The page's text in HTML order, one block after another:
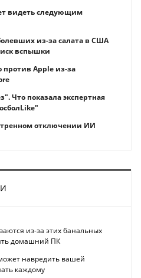
видеть следующим
из-за салата в США
вспышки
против Apple из-за
Что показала экспертная
отключении ИИ
из-за этих банальных
домашний ПК
навредить вашей
каждому